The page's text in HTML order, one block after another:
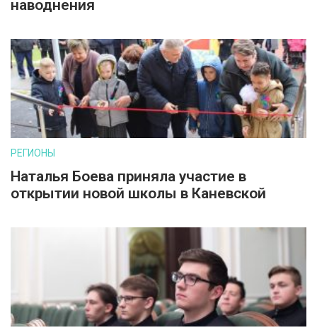
наводнения
РЕГИОНЫ
Наталья Боева приняла участие в
открытии новой школы в Каневской